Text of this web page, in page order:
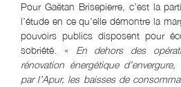
Pour Gaëtan Brisepierre, c’est la
l’étude en ce qu’elle démontre la
pouvoirs publics disposent pour
sobriété. « En dehors des
rénovation énergétique
par l’Apur, les baisses de